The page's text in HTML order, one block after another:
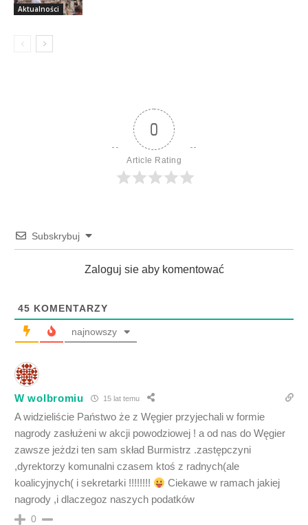
Aktualności
0
Article Rating
Subskrybuj
Zaloguj sie aby komentować
45 KOMENTARZY
najnowszy
W wolbromiu 15 lat temu
A widzieliście Państwo że z Węgier przyjechali w formie
nagrody zasłużeni w akcji powodziowej ! a od nas do Węgier
zawsze jeżdzi ten sam skład Burmistrz .zastępczyni
,dyrektorzy komunalni czasem ktoś z radnych(ale
koalicyjnych( i sekretarki !!!!!!!!
Ciekawe w ramach jakiej
nagrody ,i dlaczegoz naszych podatków
0